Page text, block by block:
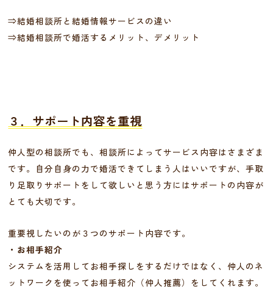
⇒結婚相談所と結婚情報サービスの違い
⇒結婚相談所で婚活するメリット、デメリット
３．サポート内容を重視
仲人型の相談所でも、相談所によってサービス内容はさまざま
です。自分自身の力で婚活できてしまう人はいいですが、手取
り足取りサポートをして欲しいと思う方にはサポートの内容が
とても大切です。
重要視したいのが３つのサポート内容です。
・お相手紹介
システムを活用してお相手探しをするだけではなく、仲人のネ
ットワークを使ってお相手紹介（仲人推薦）をしてくれます。